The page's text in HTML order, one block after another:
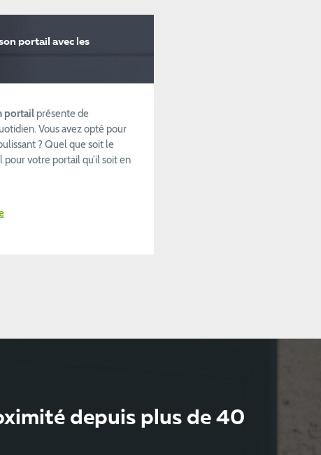
portail avec les
portail présente de
Vous avez opté pour
? Quel que soit le
votre portail qu’il soit en
depuis plus de 40